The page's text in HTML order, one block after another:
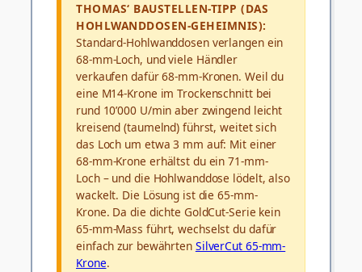
THOMAS‘ BAUSTELLEN-TIPP (DAS
HOHLWANDDOSEN-GEHEIMNIS):
Standard-Hohlwanddosen verlangen ein
68-mm-Loch, und viele Händler
verkaufen dafür 68-mm-Kronen. Weil du
eine M14-Krone im Trockenschnitt bei
rund 10’000 U/min aber zwingend leicht
kreisend (taumelnd) führst, weitet sich
das Loch um etwa 3 mm auf: Mit einer
68-mm-Krone erhältst du ein 71-mm-
Loch – und die Hohlwanddose lödelt, also
wackelt. Die Lösung ist die 65-mm-
Krone. Da die dichte GoldCut-Serie kein
65-mm-Mass führt, wechselst du dafür
einfach zur bewährten SilverCut 65-mm-
Krone.